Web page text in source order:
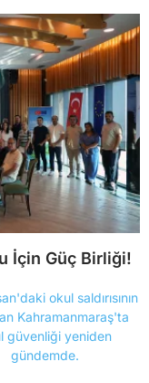
İçin Güç Birliği!